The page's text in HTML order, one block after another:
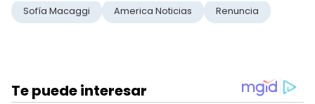
Sofía Macaggi America Noticias Renuncia